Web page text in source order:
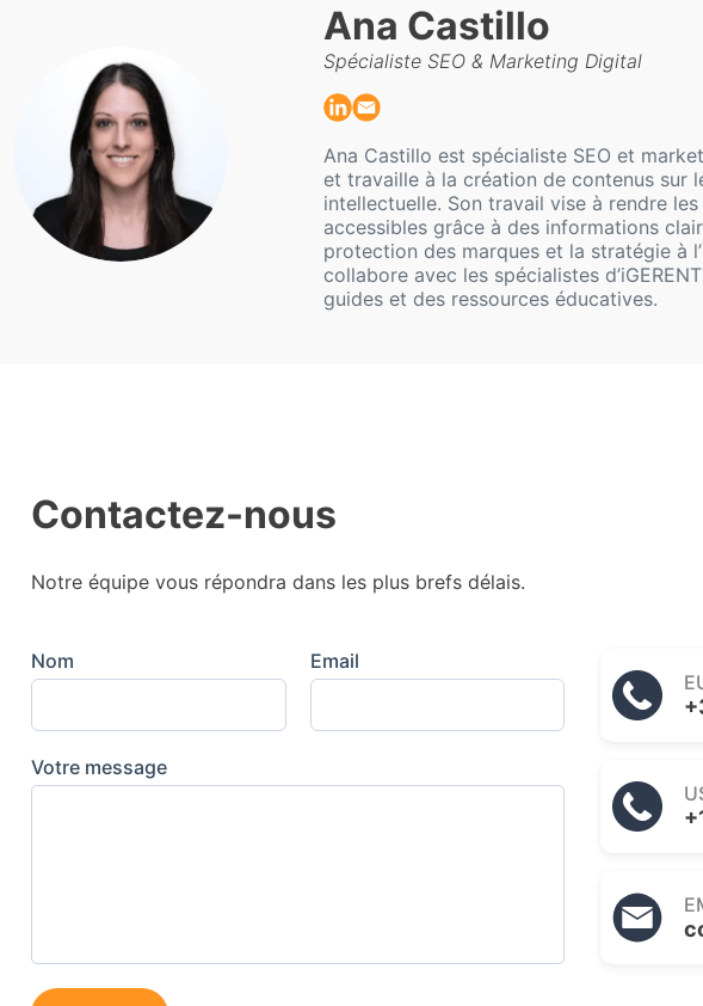
Ana Castillo
Spécialiste SEO & Marketing Digital
Ana Castillo est spécialiste SEO et
et travaille à la création de contenus sur
intellectuelle. Son travail vise à rendre
accessibles grâce à des informations
protection des marques et la stratégie à
collabore avec les spécialistes
guides et des ressources éducatives.
Contactez-nous
Notre équipe vous répondra dans les plus brefs délais.
Nom Email
Votre message